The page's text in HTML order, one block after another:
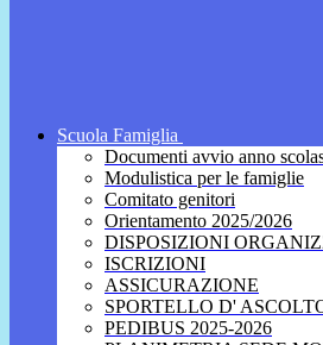
Scuola Famiglia
Documenti avvio anno
Modulistica per le famiglie
Comitato genitori
Orientamento 2025/2026
DISPOSIZIONI
ISCRIZIONI
ASSICURAZIONE
SPORTELLO D'
PEDIBUS 2025-2026